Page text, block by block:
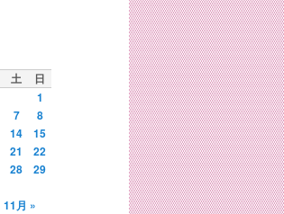
土
日
1
7
8
14
15
21
22
28
29
11月 »